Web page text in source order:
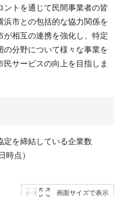
トを通じて民間事業者の皆
市との包括的な協力関係を
相互の連携を強化し、特定
分野について様々な事業を
サービスの向上を目指しま
定を締結している企業数
時点）
画面サイズで表示